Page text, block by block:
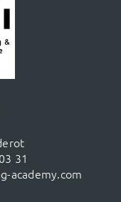
31
academy.com